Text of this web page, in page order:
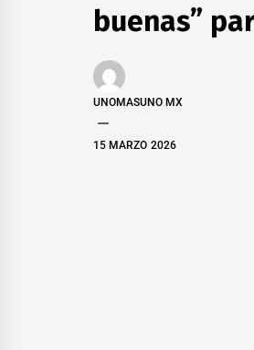
buenas”
UNOMASUNO MX
15 MARZO 2026